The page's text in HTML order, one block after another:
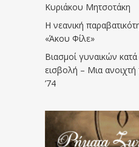
Κυριάκου Μητσοτάκη
Η νεανική
«Άκου Φίλε»
Βιασμοί γυναικών
εισβολή – Μια
’74